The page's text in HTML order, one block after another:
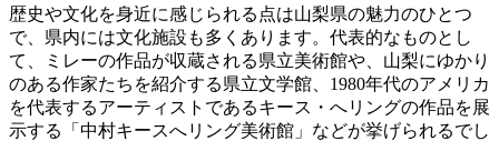
歴史や文化を身近に感じられる点は山梨県の魅力のひとつ
で、県内には文化施設も多くあります。代表的なものとし
て、ミレーの作品が収蔵される県立美術館や、山梨にゆかり
のある作家たちを紹介する県立文学館、1980年代のアメリカ
を代表するアーティストであるキース・へリングの作品を展
示する「中村キースへリング美術館」などが挙げられるでし